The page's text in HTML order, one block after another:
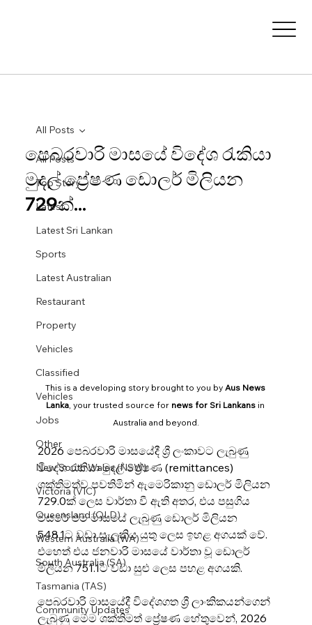
All Posts
Top Story
Latest
Latest Sri Lankan
Sports
Latest Australian
Restaurant
Property
Vehicles
Classified
Vehicles
Jobs
Other
New South Wales (NSW)
Victoria (VIC)
Queensland (QLD)
Western Australia (WA)
South Australia (SA)
Tasmania (TAS)
Community Updates
All Posts
පෙබරවාරි මාසයේ විදේශ රැකියා
මුදල් ප්‍රේෂණ ඩොලර් මිලියන
729ක්...
This is a developing story brought to you by Aus News
Lanka, your trusted source for news for Sri Lankans in
Australia and beyond.
2026 පෙබරවාරි මාසයේදී ශ්‍රී ලංකාවට ලැබුණු
විදේශ රැකියා මුදල් ප්‍රේෂණ (remittances)
ශක්තිමත්ව පවතිමින් ඇමෙරිකානු ඩොලර් මිලියන
729.0ක් ලෙස වාර්තා වී ඇති අතර, එය පසුගිය
වසරේ එම මාසයේ ලැබුණු ඩොලර් මිලියන
548.1ට වඩා සැලකිය යුතු ලෙස ඉහළ අගයක් වේ.
එහෙත් එය ජනවාරි මාසයේ වාර්තා වූ ඩොලර්
මිලියන 751.1ට වඩා සුළු ලෙස පහළ අගයකි.
පෙබරවාරි මාසයේදී විදේශගත ශ්‍රී ලාංකිකයන්ගෙන්
ලැබුණු මෙම ශක්තිමත් ප්‍රේෂණ හේතුවෙන්, 2026